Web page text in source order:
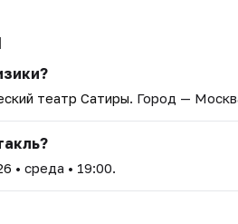
театр Сатиры. Город —
• среда • 19:00.